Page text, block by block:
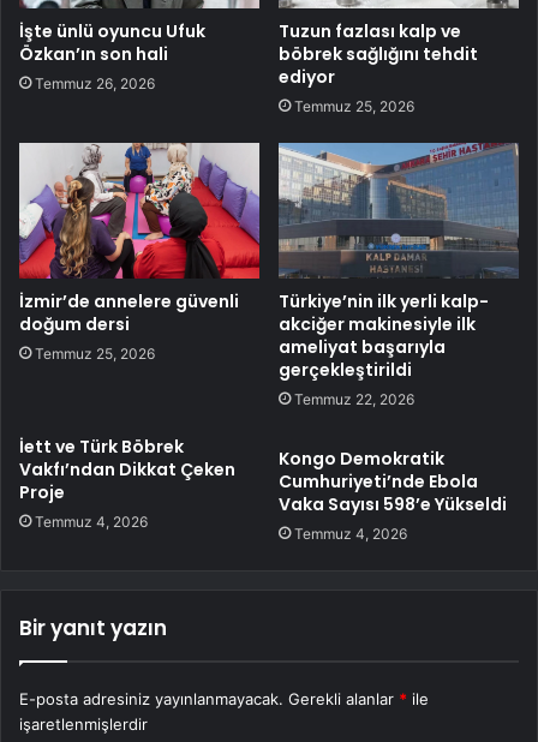
İşte ünlü oyuncu Ufuk
Özkan’ın son hali
Temmuz 26, 2026
Tuzun fazlası kalp ve
böbrek sağlığını tehdit
ediyor
Temmuz 25, 2026
İzmir’de annelere güvenli
doğum dersi
Temmuz 25, 2026
Türkiye’nin ilk yerli kalp-
akciğer makinesiyle ilk
ameliyat başarıyla
gerçekleştirildi
Temmuz 22, 2026
İett ve Türk Böbrek
Vakfı’ndan Dikkat Çeken
Proje
Temmuz 4, 2026
Kongo Demokratik
Cumhuriyeti’nde Ebola
Vaka Sayısı 598’e Yükseldi
Temmuz 4, 2026
Bir yanıt yazın
E-posta adresiniz yayınlanmayacak. Gerekli alanlar * ile
işaretlenmişlerdir